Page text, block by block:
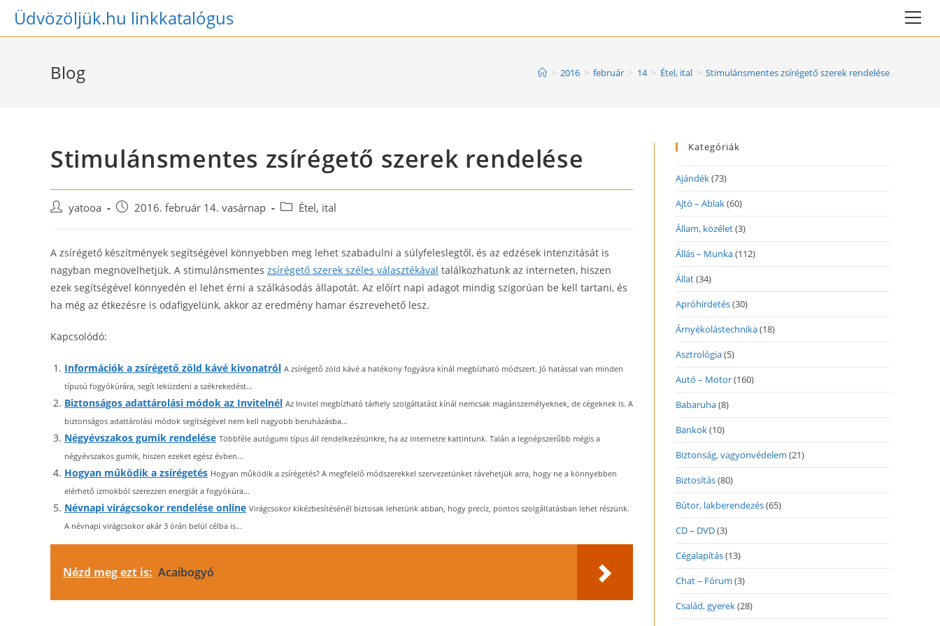
SkipÜdvözöljük.hu linkkatalógus
Blog > 2016 > február > 14 > Étel, ital > Stimulánsmentes zsírégető szerek rendelése
Stimulánsmentes zsírégető szerek rendelése
Postyatooa
Post 2016. február 14. vasárnap
Post Étel, ital
A zsírégető készítmények segítségével könnyebben meg lehet szabadulni a súlyfeleslegtől, és az edzések intenzitását is
nagyban megnövelhetjük. A stimulánsmentes zsírégető szerek széles választékával találkozhatunk az interneten, hiszen
ezek segítségével könnyedén el lehet érni a szálkásodás állapotát. Az előírt napi adagot mindig szigorúan be kell tartani, és
ha még az étkezésre is odafigyelünk, akkor az eredmény hamar észrevehető lesz.
Kapcsolódó:
Információk a zsírégető zöld kávé kivonatról A zsírégető zöld kávé a hatékony fogyásra kínál megbízható módszert. Jó hatással van minden
típusú fogyókúrára, segít leküzdeni a székrekedést...
Biztonságos adattárolási módok az Invitelnél Az Invitel megbízható tárhely szolgáltatást kínál nemcsak magánszemélyeknek, de cégeknek is. A
biztonságos adattárolási módok segítségével nem kell nagyobb beruházásba...
Négyévszakos gumik rendelése Többféle autógumi típus áll rendelkezésünkre, ha az internetre kattintunk. Talán a legnépszerűbb mégis a
négyévszakos gumik, hiszen ezeket egész évben...
Hogyan működik a zsírégetés Hogyan működik a zsírégetés? A megfelelő módszerekkel szervezetünket rávehetjük arra, hogy ne a könnyebben
elérhető izmokból szerezzen energiát a fogyókúra...
Névnapi virágcsokor rendelése online Virágcsokor kikézbesítésénél biztosak lehetünk abban, hogy precíz, pontos szolgáltatásban lehet részünk.
A névnapi virágcsokor akár 3 órán belül célba is...
Nézd meg ezt is: Acaibogyó
Kategóriák
Ajándék(73)
Ajtó – Ablak(60)
Állam, közélet(3)
Állás – Munka(112)
Állat(34)
Apróhirdetés(30)
Árnyékolástechnika(18)
Asztrológia(5)
Autó – Motor(160)
Babaruha(8)
Bankok(10)
Biztonság, vagyonvédelem (21)
Biztosítás(80)
Bútor, lakberendezés(65)
CD – DVD(3)
Cégalapítás(13)
Chat – Fórum (3)
Család, gyerek(28)